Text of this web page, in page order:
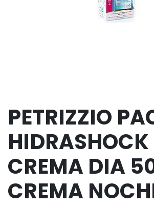
PETRIZZIO
HIDRASHOCK
CREMA DIA
CREMA